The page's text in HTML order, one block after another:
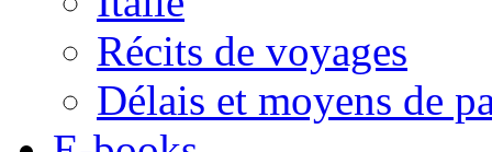
Récits de voyages
Délais et moyens de